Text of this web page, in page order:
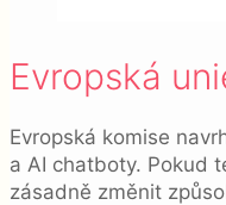
Evropská
Evropská komise
a AI chatboty. Pokud
zásadně změnit